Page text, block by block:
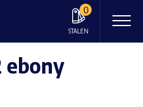
0
STALEN